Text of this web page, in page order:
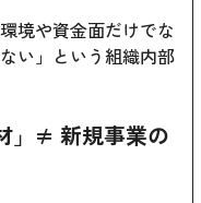
境や資金面だけでな
い」という組織内部
」≠ 新規事業の